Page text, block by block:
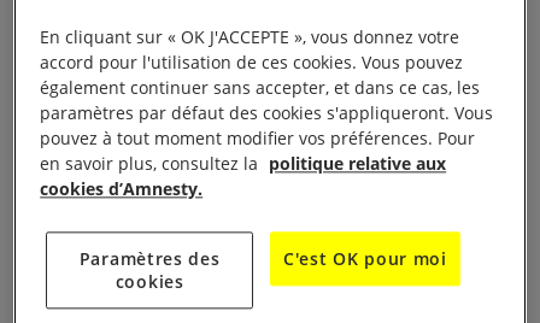
En s’appuyant sur les témoignages de dizaines de
personnes à travers le pays, l’enquêtede
l’organisation révèle les difficiles conditions dans
lesquelles vivent les civil·e·s en Ukraine à la suite
des attaques russes massives et incessantes qui ont
entraîné des perturbations durables et de grande
ampleur concernant des services essentiels. Au
moment des entretiens, nombre de personnes
interrogées par Amnesty International survivaient
En cliquant sur « OK J'ACCEPTE », vous donnez votre
accord pour l'utilisation de ces cookies. Vous pouvez
également continuer sans accepter, et dans ce cas, les
paramètres par défaut des cookies s'appliqueront. Vous
pouvez à tout moment modifier vos préférences. Pour
en savoir plus, consultez la politique relative aux
cookies d’Amnesty.
Paramètres des
cookies
C'est OK pour moi